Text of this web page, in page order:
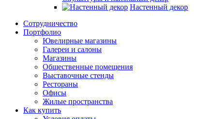
Настенный декор
Сотрудничество
Портфолио
Ювелирные магазины
Галереи и салоны
Магазины
Общественные помещения
Выставочные стенды
Рестораны
Офисы
Жилые пространства
Как купить